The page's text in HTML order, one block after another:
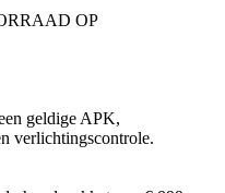
OP
geldige APK,
verlichtingscontrole.